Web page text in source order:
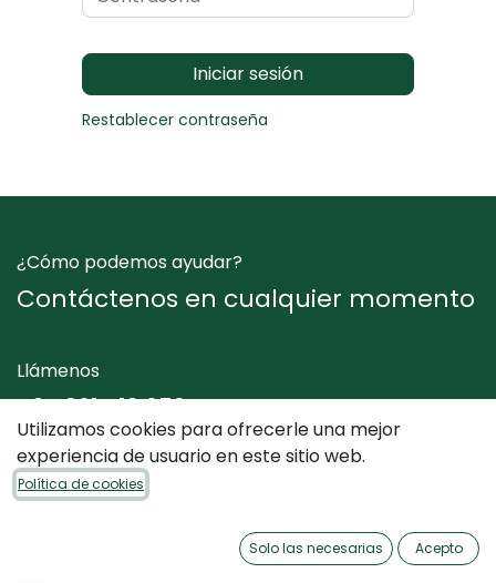
Iniciar sesión
Restablecer contraseña
¿Cómo podemos ayudar?
Contáctenos en cualquier momento
Llámenos
+34 961 412 050
Envíenos un mensaje
Utilizamos cookies para ofrecerle una mejor
experiencia de usuario en este sitio web.
Política de cookies
Solo las necesarias Acepto